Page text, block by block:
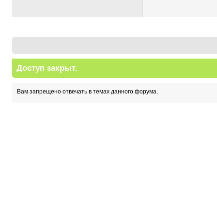
Доступ закрыт.
Вам запрещено отвечать в темах данного форума.